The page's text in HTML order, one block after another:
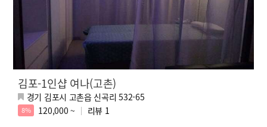
김포-1인샵 여나(고촌)
경기 김포시 고촌읍 신곡리 532-65
8% 120,000 ~ 리뷰 1